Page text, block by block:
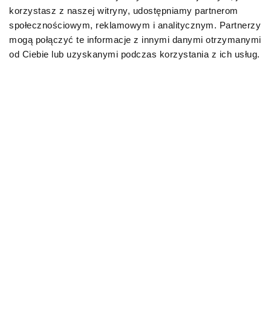
korzystasz z naszej witryny, udostępniamy partnerom
społecznościowym, reklamowym i analitycznym. Partnerzy
mogą połączyć te informacje z innymi danymi otrzymanymi
od Ciebie lub uzyskanymi podczas korzystania z ich usług.
O!MEGA porady dla Ciebie